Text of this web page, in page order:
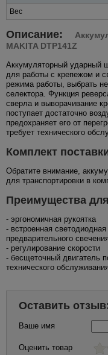
Вес
Описание:
MAKITA DTP141Z
Аккумуляторный ударный
для работы с крепежом и
режима работы, выбрать
селектора. Функция
сверла и выворачивание
поступает достаточно
предохраняет его от
требует технического
Комплект
Обратите внимание,
для транспортировки в
Преимущества
- эргономичная рукоятка
- встроенная
предварительного
- регулирование скорости
- бесщеточный двигатель
технического обслуживания
Оставить
Ваше имя
Оценить товар